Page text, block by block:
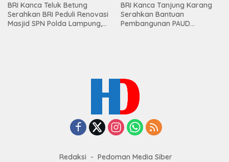
BRI Kanca Teluk Betung
Serahkan BRI Peduli Renovasi
Masjid SPN Polda Lampung,
BRI Kanca Tanjung Karang
Serahkan Bantuan
Pembangunan PAUD
Redaksi Pedoman Media Siber